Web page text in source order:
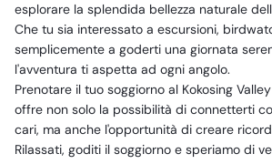
esplorare la splendida bellezza naturale
Che tu sia interessato a escursioni,
semplicemente a goderti una giornata
l'avventura ti aspetta ad ogni angolo.
Prenotare il tuo soggiorno al Kokosing
offre non solo la possibilità di connetterti
cari, ma anche l'opportunità di creare
Rilassati, goditi il soggiorno e speriamo di